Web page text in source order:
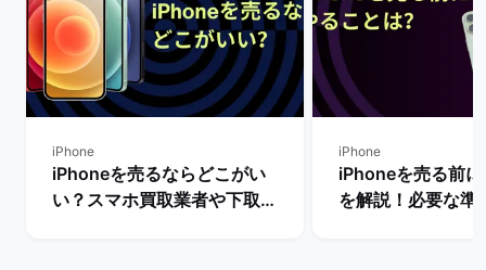
iPhone
iPhoneを売るならどこがい
い？スマホ買取業者や下取り
iPhone
iPhoneを売る前
を解説！必要な準